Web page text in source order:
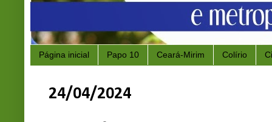
Página inicial Papo 10 Ceará-Mirim Colírio
24/04/2024